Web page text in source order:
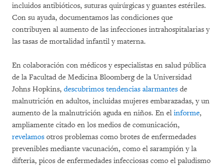
incluidos antibióticos, suturas quirúrgicas y guantes estériles.
Con su ayuda, documentamos las condiciones que
contribuyen al aumento de las infecciones intrahospitalarias y
las tasas de mortalidad infantil y materna.
En colaboración con médicos y especialistas en salud pública
de la Facultad de Medicina Bloomberg de la Universidad
Johns Hopkins, descubrimos tendencias alarmantes de
malnutrición en adultos, incluidas mujeres embarazadas, y un
aumento de la malnutrición aguda en niños. En el informe,
ampliamente citado en los medios de comunicación,
revelamos otros problemas como brotes de enfermedades
prevenibles mediante vacunación, como el sarampión y la
difteria, picos de enfermedades infecciosas como el paludismo